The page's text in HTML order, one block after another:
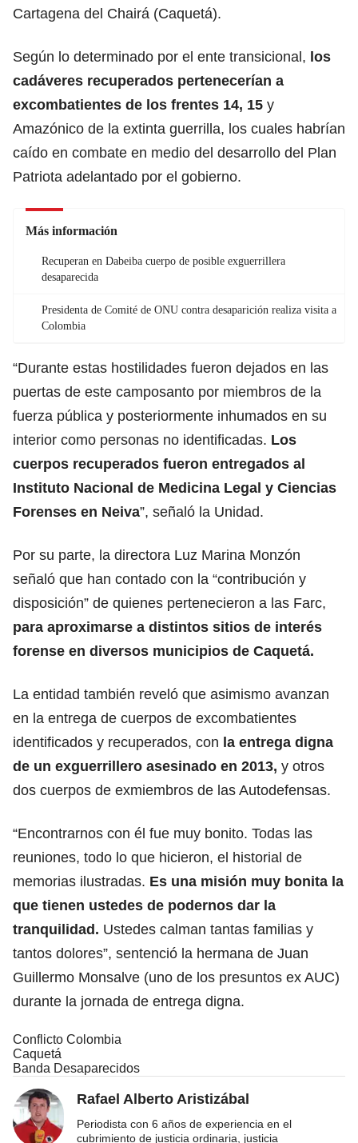
Cartagena del Chairá (Caquetá).
Según lo determinado por el ente transicional, los
cadáveres recuperados pertenecerían a
excombatientes de los frentes 14, 15 y
Amazónico de la extinta guerrilla, los cuales habrían
caído en combate en medio del desarrollo del Plan
Patriota adelantado por el gobierno.
Más información
Recuperan en Dabeiba cuerpo de posible exguerrillera
desaparecida
Presidenta de Comité de ONU contra desaparición realiza visita a
Colombia
“Durante estas hostilidades fueron dejados en las
puertas de este camposanto por miembros de la
fuerza pública y posteriormente inhumados en su
interior como personas no identificadas. Los
cuerpos recuperados fueron entregados al
Instituto Nacional de Medicina Legal y Ciencias
Forenses en Neiva”, señaló la Unidad.
Por su parte, la directora Luz Marina Monzón
señaló que han contado con la “contribución y
disposición” de quienes pertenecieron a las Farc,
para aproximarse a distintos sitios de interés
forense en diversos municipios de Caquetá.
La entidad también reveló que asimismo avanzan
en la entrega de cuerpos de excombatientes
identificados y recuperados, con la entrega digna
de un exguerrillero asesinado en 2013, y otros
dos cuerpos de exmiembros de las Autodefensas.
“Encontrarnos con él fue muy bonito. Todas las
reuniones, todo lo que hicieron, el historial de
memorias ilustradas. Es una misión muy bonita la
que tienen ustedes de podernos dar la
tranquilidad. Ustedes calman tantas familias y
tantos dolores”, sentenció la hermana de Juan
Guillermo Monsalve (uno de los presuntos ex AUC)
durante la jornada de entrega digna.
Conflicto Colombia
Caquetá
Banda Desaparecidos
Rafael Alberto Aristizábal
Periodista con 6 años de experiencia en el
cubrimiento de justicia ordinaria, justicia